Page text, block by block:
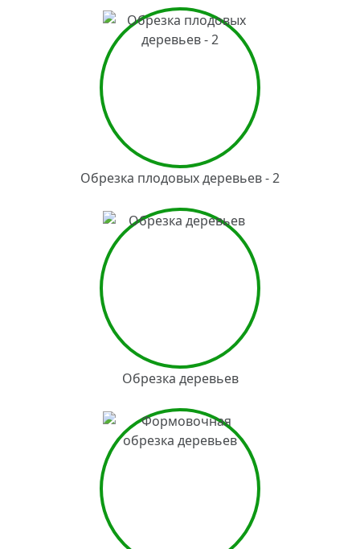
Обрезка плодовых деревьев - 2
Обрезка деревьев